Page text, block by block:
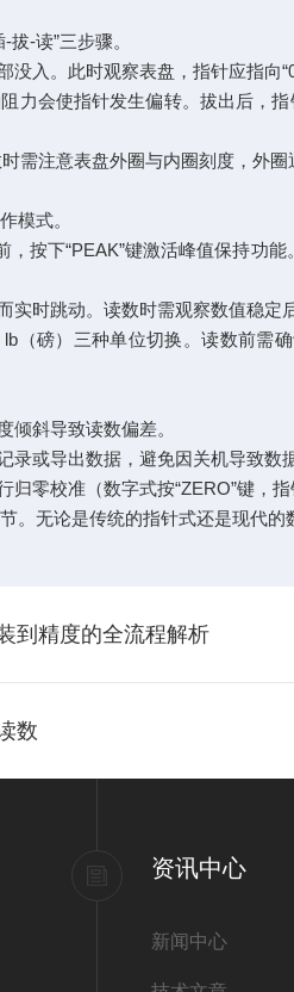
-读”三步骤。
。此时观察表盘，指针应指向
会使指针发生偏转。拔出后，指
注意表盘外圈与内圈刻度，外圈
模式。
下“PEAK”键激活峰值保持功
跳动。读数时需观察数值稳定
磅）三种单位切换。读数前需
斜导致读数偏差。
或导出数据，避免因关机导致数据
校准（数字式按“ZERO”键，指
无论是传统的指针式还是现代的
到精度的全流程解析
数
资讯中心
新闻中心